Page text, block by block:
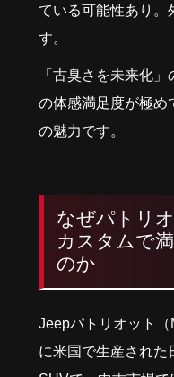
ている可能性あり。
す。
「古臭さを未来化
の体感満足度が極め
の魅力です。
なぜパトリ
カスタムで
のか
Jeepパトリオット
に米国で生産された